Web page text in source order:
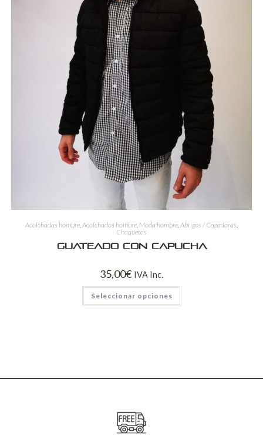
Acolchadas hombre,Acolchados hombre, Moda hombre,Abrigos / Cazadoras,
Chaquetas
Guateado con capucha
35,00€ IVA Inc.
Seleccionar opciones